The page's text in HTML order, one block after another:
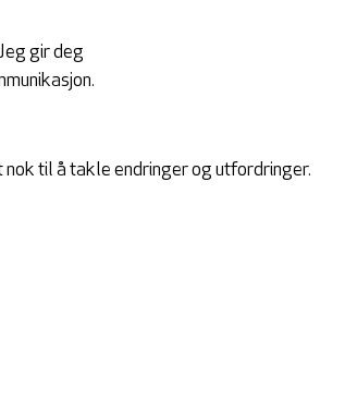
gir deg
til å takle endringer og utfordringer.